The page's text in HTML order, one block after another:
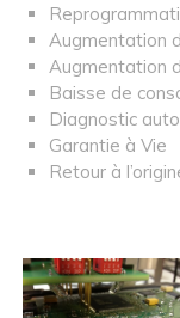
Augmentation
Augmentation
Baisse de
Diagnostic
Garantie à Vie
Retour à